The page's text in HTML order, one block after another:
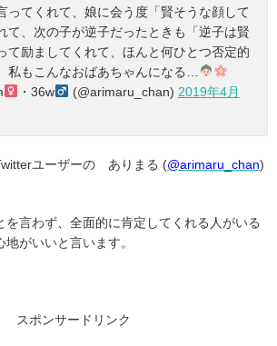
ってくれて、娘に会う度「賢そうな顔して
て、次の子が逆子だったときも「逆子は賢
て励ましてくれて、ほんと何ひとつ否定的
私もこんなおばあちゃんになる…
・36w (@arimaru_chan) 2019年4月
ユーザーの ありまる (@arimaru_chan)
を言わず、全面的に肯定してくれる人がいる
がいいと言います。
スポンサードリンク